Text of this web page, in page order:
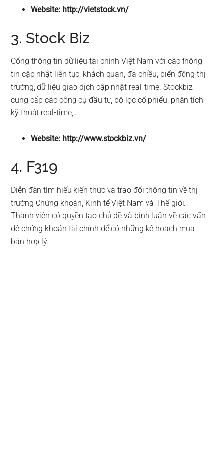
Website: http://vietstock.vn/
3. Stock Biz
Cổng thông tin dữ liệu tài chính Việt Nam với các thông
tin cập nhật liên tục, khách quan, đa chiều, biến động thị
trường, dữ liệu giao dịch cập nhật real-time. Stockbiz
cung cấp các công cụ đầu tư, bộ lọc cổ phiếu, phân tích
kỹ thuật real-time,…
Website: http://www.stockbiz.vn/
4. F319
Diễn đàn tìm hiểu kiến thức và trao đổi thông tin về thị
trường Chứng khoán, Kinh tế Việt Nam và Thế giới.
Thành viên có quyền tạo chủ đề và bình luận về các vấn
đề chứng khoán tài chính để có những kế hoạch mua
bán hợp lý.